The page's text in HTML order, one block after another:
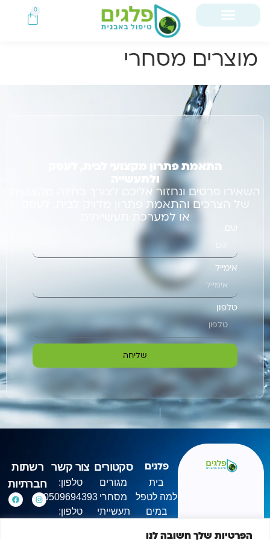
הפרטיות שלך חשובה לנו
0
מוצרים מסחרי
התאמת פתרון מקצועי לבית, לעסק
ולתעשייה
השאירו פרטים ונחזור אליכם לצורך בחינה מקצועית
של הצרכים והתאמת פתרון מדויק לבית, לעסק
או למערכת תעשייתית
אימייל
טלפון
שליחה
פלגים
בית
למה לטפל
במים
סקטורים
מגורים
מסחרי
תעשייתי
צור קשר
טלפון:
0509694393
טלפון:
רשתות
חברתיות